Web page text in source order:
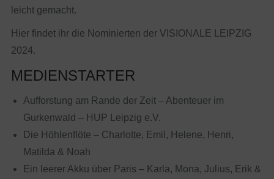
leicht gemacht.
Hier findet ihr die Nominierten der VISIONALE LEIPZIG
2024.
MEDIENSTARTER
Aufforstung am Rande der Zeit – Abenteuer im
Gurkenwald – HUP Leipzig e.V.
Die Höhlenflöte – Charlotte, Emil, Helene, Henri,
Matilda & Noah
Ein leerer Akku über Paris – Karla, Mona, Julius, Erik &